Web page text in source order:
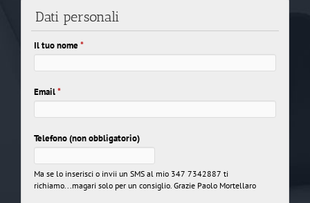
Dati personali
Il tuo nome*
Email*
Telefono (non obbligatorio)
Ma se lo inserisci o invii un SMS al mio 347 7342887 ti
richiamo...magari solo per un consiglio. Grazie Paolo Mortellaro